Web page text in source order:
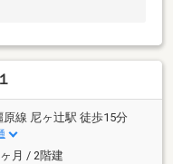
原線 尼ヶ辻駅 徒歩15分
月 / 2階建